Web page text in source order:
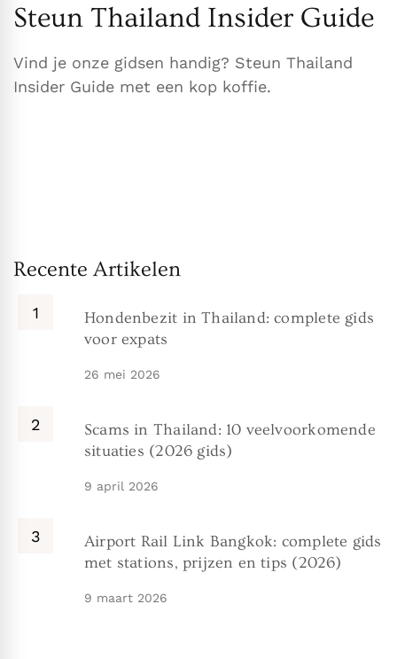
Steun Thailand Insider Guide
Vind je onze gidsen handig? Steun Thailand
Insider Guide met een kop koffie.
Recente Artikelen
Hondenbezit in Thailand: complete gids
voor expats
26 mei 2026
Scams in Thailand: 10 veelvoorkomende
situaties (2026 gids)
9 april 2026
Airport Rail Link Bangkok: complete gids
met stations, prijzen en tips (2026)
9 maart 2026